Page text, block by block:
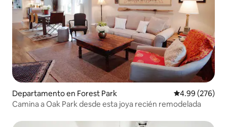
Departamento en Forest Park Calificación
4.99 (276)
Camina a Oak Park desde esta joya recién remodelada